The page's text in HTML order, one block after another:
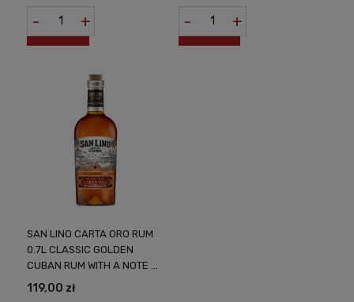
- + - +
SAN LINO CARTA ORO RUM
0.7L CLASSIC GOLDEN
CUBAN RUM WITH A NOTE OF
VANILLA AND CARAMEL
119,00 zł